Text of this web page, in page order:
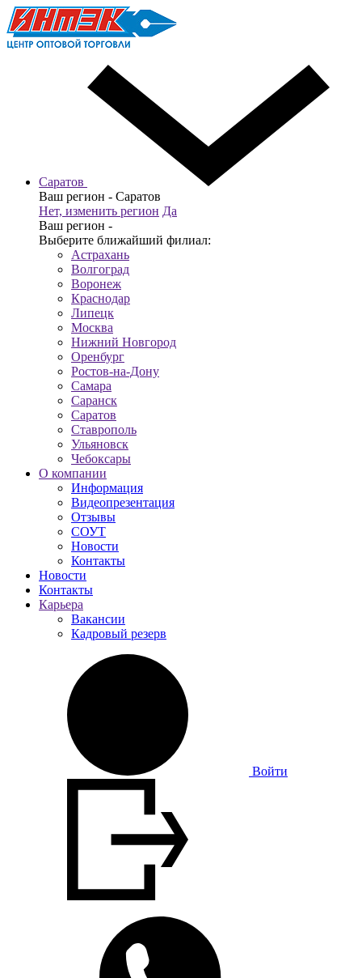
Саратов
Ваш регион - Саратов
Нет, изменить регион Да
Ваш регион -
Выберите ближайший филиал:
Астрахань
Волгоград
Воронеж
Краснодар
Липецк
Москва
Нижний Новгород
Оренбург
Ростов-на-Дону
Самара
Саранск
Саратов
Ставрополь
Ульяновск
Чебоксары
О компании
Информация
Видеопрезентация
Отзывы
СОУТ
Новости
Контакты
Новости
Контакты
Карьера
Вакансии
Кадровый резерв
Войти